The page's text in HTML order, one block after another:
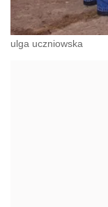
ulga uczniowska